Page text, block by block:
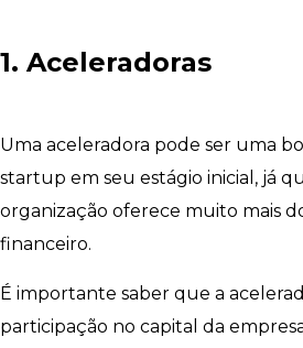
1. Aceleradoras
Uma aceleradora pode ser uma
startup em seu estágio inicial, já
organização oferece muito mais
financeiro.
É importante saber que a
participação no capital da